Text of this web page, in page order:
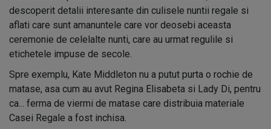
descoperit detalii interesante din culisele nuntii regale si
aflati care sunt amanuntele care vor deosebi aceasta
ceremonie de celelalte nunti, care au urmat regulile si
etichetele impuse de secole.
Spre exemplu, Kate Middleton nu a putut purta o rochie de
matase, asa cum au avut Regina Elisabeta si Lady Di, pentru
ca... ferma de viermi de matase care distribuia materiale
Casei Regale a fost inchisa.